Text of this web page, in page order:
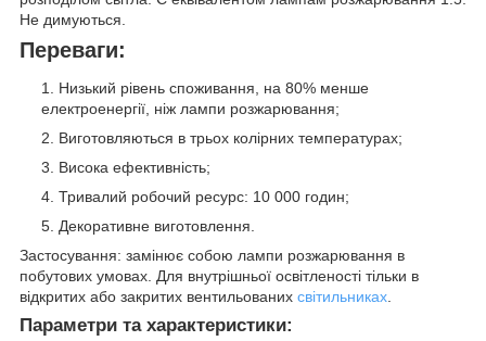
Не димуються.
Переваги:
Низький рівень споживання, на 80% менше
електроенергії, ніж лампи розжарювання;
Виготовляються в трьох колірних температурах;
Висока ефективність;
Тривалий робочий ресурс: 10 000 годин;
Декоративне виготовлення.
Застосування: замінює собою лампи розжарювання в
побутових умовах. Для внутрішньої освітленості тільки в
відкритих або закритих вентильованих світильниках.
Параметри та характеристики: